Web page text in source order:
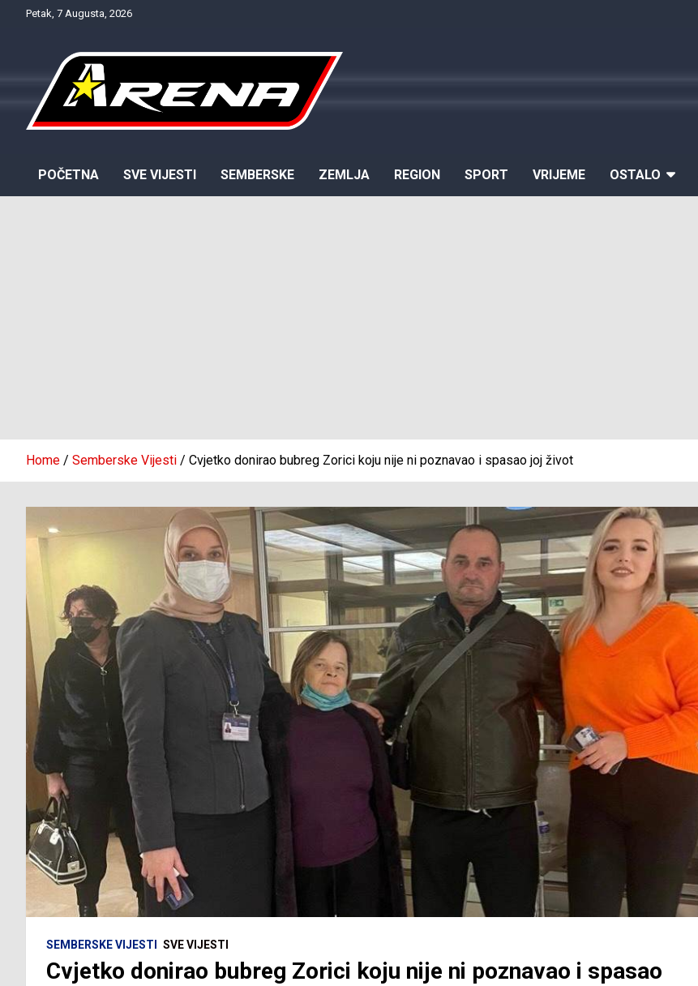
Petak, 7 Augusta, 2026
POČETNA SVE VIJESTI SEMBERSKE ZEMLJA REGION SPORT VRIJEME OSTALO
Home Semberske Vijesti Cvjetko donirao bubreg Zorici koju nije ni poznavao i spasao joj život
SEMBERSKE VIJESTI SVE VIJESTI
Cvjetko donirao bubreg Zorici koju nije ni poznavao i spasao